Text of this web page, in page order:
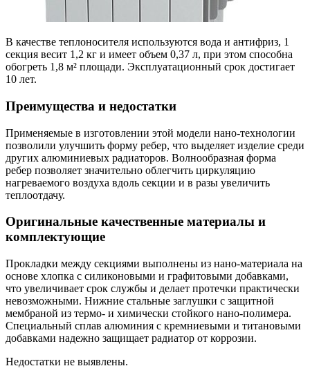
В качестве теплоносителя используются вода и антифриз, 1
секция весит 1,2 кг и имеет объем 0,37 л, при этом способна
обогреть 1,8 м² площади. Эксплуатационный срок достигает
10 лет.
Преимущества и недостатки
Применяемые в изготовлении этой модели нано-технологии
позволили улучшить форму ребер, что выделяет изделие среди
других алюминиевых радиаторов. Волнообразная форма
ребер позволяет значительно облегчить циркуляцию
нагреваемого воздуха вдоль секции и в разы увеличить
теплоотдачу.
Оригинальные качественные материалы и
комплектующие
Прокладки между секциями выполнены из нано-материала на
основе хлопка с силиконовыми и графитовыми добавками,
что увеличивает срок службы и делает протечки практически
невозможными. Нижние стальные заглушки с защитной
мембраной из термо- и химически стойкого нано-полимера.
Специальный сплав алюминия с кремниевыми и титановыми
добавками надежно защищает радиатор от коррозии.
Недостатки не выявлены.